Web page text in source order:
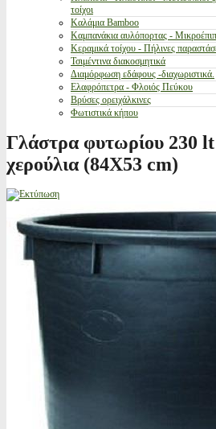
τοίχοι
Καλάμια Bamboo
Καμπανάκια αυλόπορτας -
Κεραμικά τοίχου - Πήλινες
Τσιμέντινα διακοσμητικά
Διαμόρφωση εδάφους -διαχωριστικά.
Ελαφρόπετρα - Φλοιός Πεύκου
Βρύσες ορειχάλκινες
Φωτιστικά κήπου
Γλάστρα φυτωρίου 230
χερούλια (84X53 cm)